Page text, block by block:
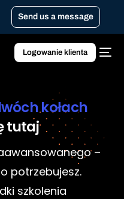
Send us a message
Logowanie klienta
kołach
tutaj
–
potrzebujesz.
szkolenia